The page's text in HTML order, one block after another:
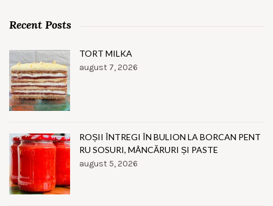
Recent Posts
TORT MILKA
august 7, 2026
ROȘII ÎNTREGI ÎN BULION LA BORCAN PENT
RU SOSURI, MÂNCĂRURI ȘI PASTE
august 5, 2026